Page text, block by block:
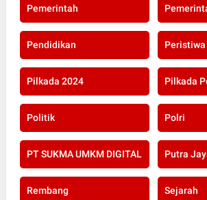
Pemerintah
Pendidikan Peristiwa
Pilkada 2024
Politik Polri
PT SUKMA UMKM DIGITAL Putra
Rembang Sejarah